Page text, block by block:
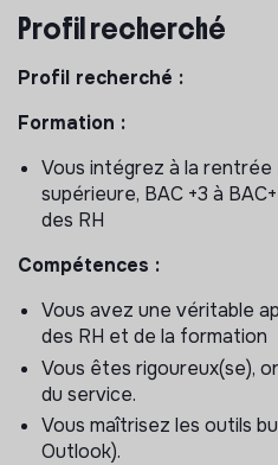
des compétences
Etre le point focal des
des compétences
analyse du besoin,
in
Mener en autonomie un
Animation de la
Communication interne
Sélection d’écoles pour
partenariats
Communication
Création des pages
Profil recherché
Profil recherché :
Formation :
Vous intégrez à la
supérieure, BAC +3 à
des RH
​Compétences :
Vous avez une véritable
des RH et de la formation
Vous êtes rigoureux(se),
du service.
Vous maîtrisez les outils
Outlook).